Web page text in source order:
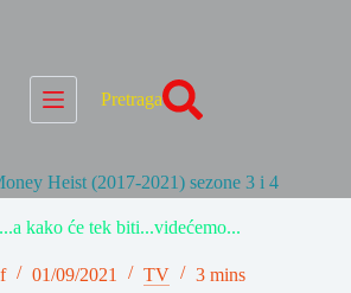
Pretraga
Heist (2017-2021) sezone 3 i 4
kako će tek biti...videćemo...
01/09/2021 TV 3 mins